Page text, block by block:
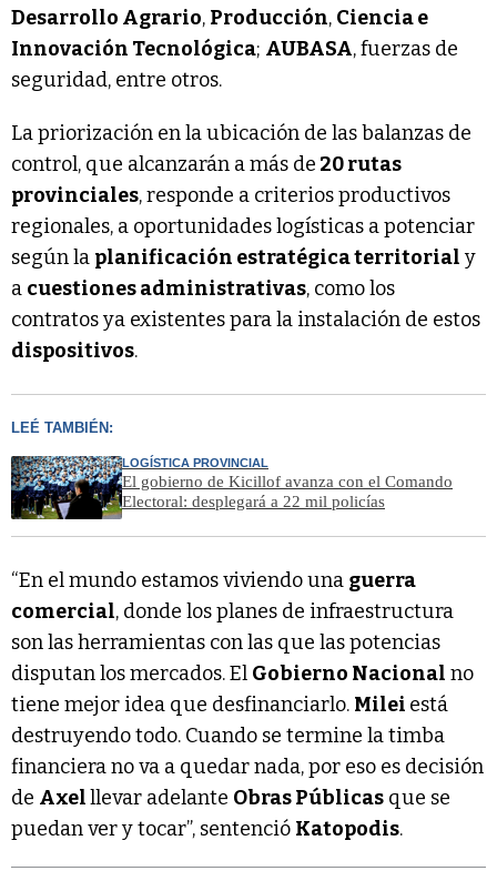
Desarrollo Agrario, Producción, Ciencia e
Innovación Tecnológica; AUBASA, fuerzas de
seguridad, entre otros.
La priorización en la ubicación de las balanzas de
control, que alcanzarán a más de 20 rutas
provinciales, responde a criterios productivos
regionales, a oportunidades logísticas a potenciar
según la planificación estratégica territorial y
a cuestiones administrativas, como los
contratos ya existentes para la instalación de estos
dispositivos.
LEÉ TAMBIÉN:
LOGÍSTICA PROVINCIAL
El gobierno de Kicillof avanza con el Comando
Electoral: desplegará a 22 mil policías
“En el mundo estamos viviendo una guerra
comercial, donde los planes de infraestructura
son las herramientas con las que las potencias
disputan los mercados. El Gobierno Nacional no
tiene mejor idea que desfinanciarlo. Milei está
destruyendo todo. Cuando se termine la timba
financiera no va a quedar nada, por eso es decisión
de Axelllevar adelante Obras Públicas que se
puedan ver y tocar”, sentenció Katopodis.